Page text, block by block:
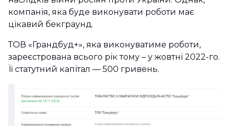
компанія, яка буде виконувати роботи має
цікавий бекграунд.
ТОВ «Грандбуд+», яка виконуватиме роботи,
зареєстрована всього рік тому – у жовтні 2022-го.
Її статутний капітал — 500 гривень.